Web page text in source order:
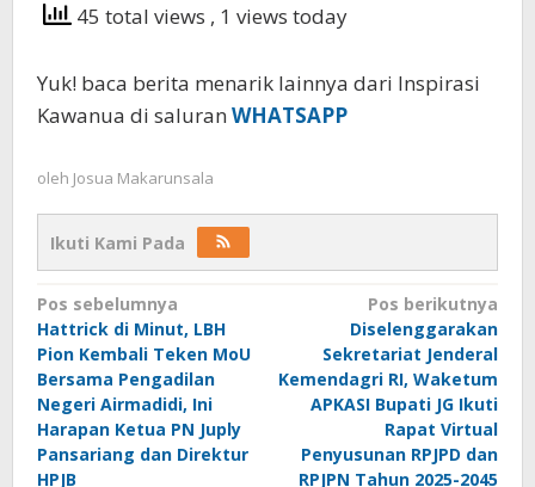
45 total views , 1 views today
Yuk! baca berita menarik lainnya dari Inspirasi
Kawanua di saluran WHATSAPP
oleh Josua Makarunsala
Ikuti Kami Pada
Navigasi
pos
Pos sebelumnya
Hattrick di Minut, LBH
Pion Kembali Teken MoU
Bersama Pengadilan
Negeri Airmadidi, Ini
Harapan Ketua PN Juply
Pansariang dan Direktur
HPJB
Pos berikutnya
Diselenggarakan
Sekretariat Jenderal
Kemendagri RI, Waketum
APKASI Bupati JG Ikuti
Rapat Virtual
Penyusunan RPJPD dan
RPJPN Tahun 2025-2045